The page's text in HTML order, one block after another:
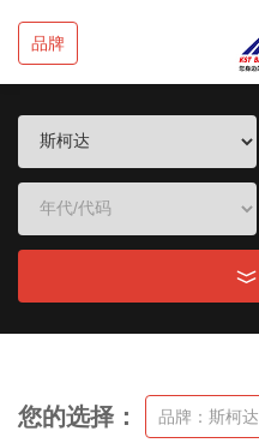
品牌
您的选择： 品牌：斯柯达